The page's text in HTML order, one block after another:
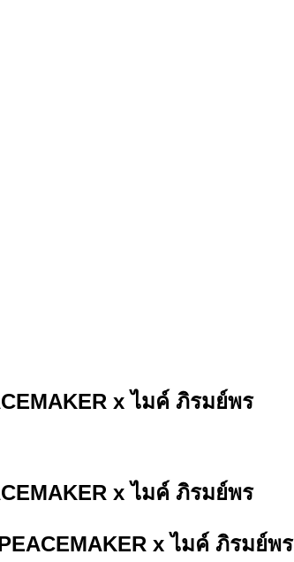
x ไมค์ ภิรมย์พร
x ไมค์ ภิรมย์พร
x ไมค์ ภิรมย์พร